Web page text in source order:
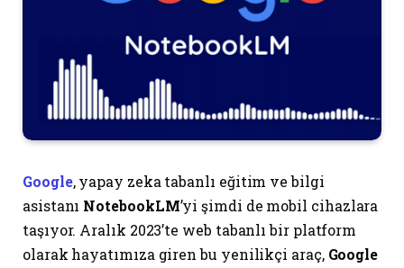
Google, yapay zeka tabanlı eğitim ve bilgi
asistanı NotebookLM’yi şimdi de mobil cihazlara
taşıyor. Aralık 2023’te web tabanlı bir platform
olarak hayatımıza giren bu yenilikçi araç, Google